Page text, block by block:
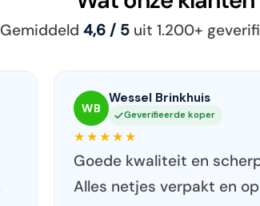
Gemiddeld 4,6 / 5 uit 1.200+
FD
Fenna Doornbos
Geverifieerde koper
★★★★★
Prima dozen voor een
Levering ging vlot en